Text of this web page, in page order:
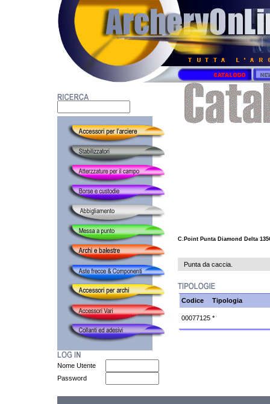
Nome Utente
Password
C.Point Punta Diamond Delta
Punta da caccia.
Codice Tipologia
00077125*